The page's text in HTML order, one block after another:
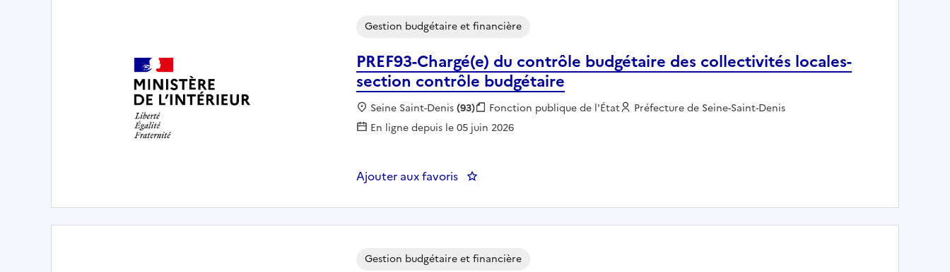
PREF93-Chargé(e) du contrôle budgétaire des collectivités locales-
section contrôle budgétaire
Gestion budgétaire et financière
Localisation :
Seine Saint-Denis(93) Fonction publique :
Fonction publique de l'État Employeur :
Préfecture de Seine-Saint-Denis
En ligne depuis le 05 juin 2026
Ajouter aux favoris : PREF93-Chargé(e) du contrôle budgétaire des collectivités locales-section contrôle
Gestion budgétaire et financière